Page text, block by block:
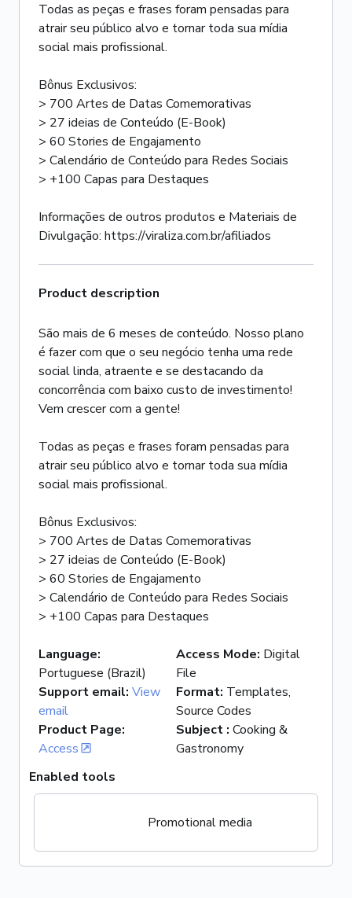
Todas as peças e frases foram pensadas para
atrair seu público alvo e tornar toda sua mídia
social mais profissional.
Bônus Exclusivos:
> 700 Artes de Datas Comemorativas
> 27 ideias de Conteúdo (E-Book)
> 60 Stories de Engajamento
> Calendário de Conteúdo para Redes Sociais
> +100 Capas para Destaques
Informações de outros produtos e Materiais de
Divulgação: https://viraliza.com.br/afiliados
Product description
São mais de 6 meses de conteúdo. Nosso plano
é fazer com que o seu negócio tenha uma rede
social linda, atraente e se destacando da
concorrência com baixo custo de investimento!
Vem crescer com a gente!
Todas as peças e frases foram pensadas para
atrair seu público alvo e tornar toda sua mídia
social mais profissional.
Bônus Exclusivos:
> 700 Artes de Datas Comemorativas
> 27 ideias de Conteúdo (E-Book)
> 60 Stories de Engajamento
> Calendário de Conteúdo para Redes Sociais
> +100 Capas para Destaques
Language:
Portuguese (Brazil)
Support email: View
email
Product Page:
Access
Access Mode: Digital
File
Format: Templates,
Source Codes
Subject : Cooking &
Gastronomy
Enabled tools
Promotional media